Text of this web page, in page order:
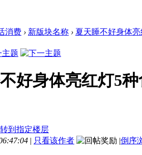
消费 › 新版块名称 › 夏天睡不好身体
好身体亮红灯5
| 只看该作者 |倒序